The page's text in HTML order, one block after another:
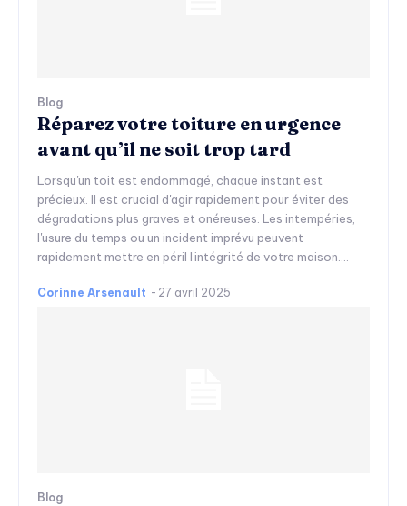
Blog
Réparez votre toiture en urgence
avant qu’il ne soit trop tard
Lorsqu'un toit est endommagé, chaque instant est
précieux. Il est crucial d'agir rapidement pour éviter des
dégradations plus graves et onéreuses. Les intempéries,
l'usure du temps ou un incident imprévu peuvent
rapidement mettre en péril l'intégrité de votre maison....
Corinne Arsenault - 27 avril 2025
Blog